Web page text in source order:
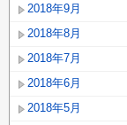
2018年9月
2018年8月
2018年7月
2018年6月
2018年5月